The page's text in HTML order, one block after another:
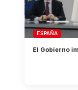
ESPAÑA
El Gobierno